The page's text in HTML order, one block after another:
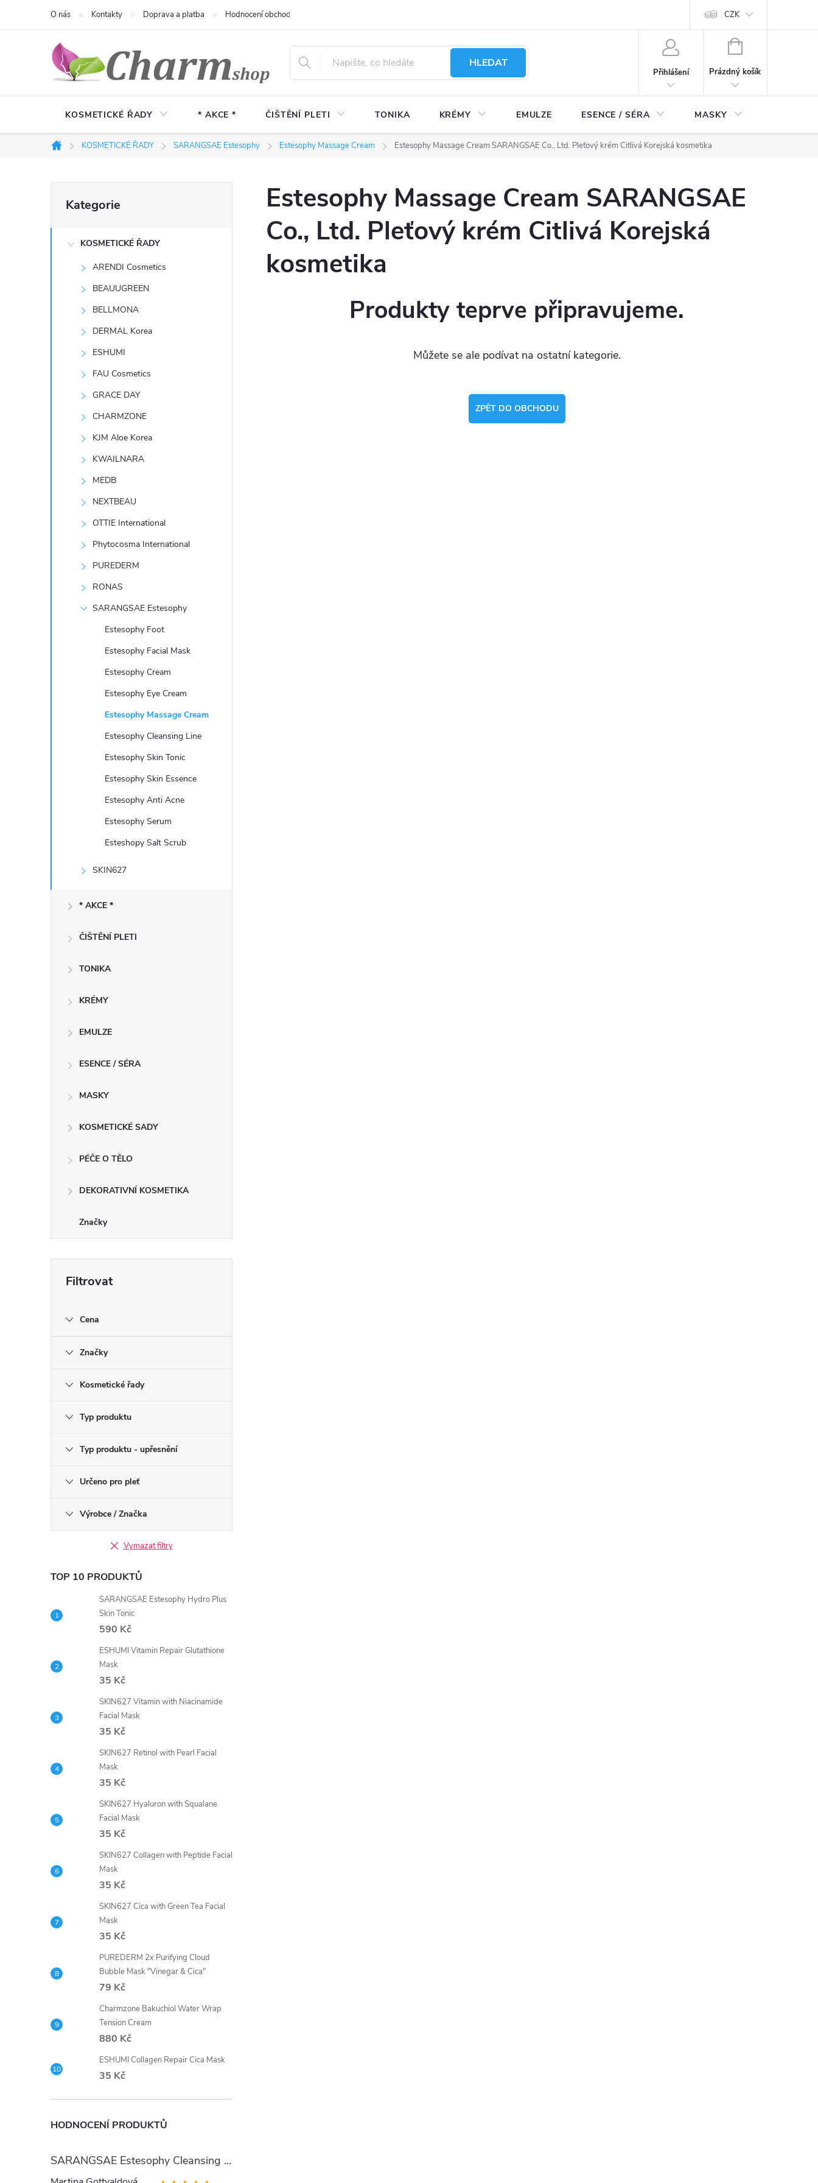
O nás Kontakty Doprava a platba Hodnocení obchodu CZK
HLEDAT
Přihlášení
NÁKUPNÍ
Prázdný košík
KOSMETICKÉ ŘADY * AKCE * ČIŠTĚNÍ PLETI TONIKA KRÉMY EMULZE ESENCE / SÉRA MASKY
Domů
KOSMETICKÉ ŘADY SARANGSAE Estesophy Estesophy Massage Cream Estesophy Massage Cream SARANGSAE Co., Ltd. Pleťový krém Citlivá Korejská kosmetika
o
kategorie
Kategorie
KOSMETICKÉ ŘADY
ARENDI Cosmetics
BEAUUGREEN
BELLMONA
DERMAL Korea
ESHUMI
FAU Cosmetics
GRACE DAY
CHARMZONE
KJM Aloe Korea
KWAILNARA
MEDB
NEXTBEAU
OTTIE International
Phytocosma International
PUREDERM
RONAS
SARANGSAE Estesophy
Estesophy Foot
Estesophy Facial Mask
Estesophy Cream
Estesophy Eye Cream
Estesophy Massage Cream
Estesophy Cleansing Line
Estesophy Skin Tonic
Estesophy Skin Essence
Estesophy Anti Acne
Estesophy Serum
Esteshopy Salt Scrub
SKIN627
* AKCE *
ČIŠTĚNÍ PLETI
TONIKA
KRÉMY
EMULZE
ESENCE / SÉRA
MASKY
KOSMETICKÉ SADY
PÉČE O TĚLO
DEKORATIVNÍ KOSMETIKA
Značky
Cena
Značky
Kosmetické řady
Typ produktu
Typ produktu - upřesnění
Určeno pro pleť
Výrobce / Značka
Vymazat filtry
TOP 10 PRODUKTŮ
SARANGSAE Estesophy Hydro Plus
Skin Tonic
590 Kč
ESHUMI Vitamin Repair Glutathione
Mask
35 Kč
SKIN627 Vitamin with Niacinamide
Facial Mask
35 Kč
SKIN627 Retinol with Pearl Facial
Mask
35 Kč
SKIN627 Hyaluron with Squalane
Facial Mask
35 Kč
SKIN627 Collagen with Peptide Facial
Mask
35 Kč
SKIN627 Cica with Green Tea Facial
Mask
35 Kč
PUREDERM 2x Purifying Cloud
Bubble Mask "Vinegar & Cica"
79 Kč
Charmzone Bakuchiol Water Wrap
Tension Cream
880 Kč
ESHUMI Collagen Repair Cica Mask
35 Kč
HODNOCENÍ PRODUKTŮ
SARANGSAE Estesophy Cleansing Gel
Estesophy Massage Cream SARANGSAE
Co., Ltd. Pleťový krém Citlivá Korejská
kosmetika
Produkty teprve připravujeme.
Můžete se ale podívat na ostatní kategorie.
ZPĚT DO OBCHODU